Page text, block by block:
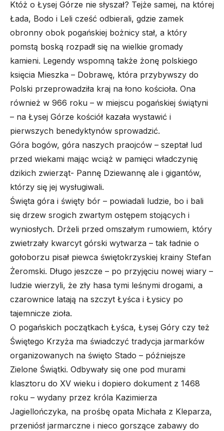
Któż o Łysej Górze nie słyszał? Tejże samej, na której
Łada, Bodo i Leli cześć odbierali, gdzie zamek
obronny obok pogańskiej bożnicy stał, a który
pomstą boską rozpadł się na wielkie gromady
kamieni. Legendy wspomną także żonę polskiego
księcia Mieszka – Dobrawę, która przybywszy do
Polski przeprowadziła kraj na łono kościoła. Ona
również w 966 roku – w miejscu pogańskiej świątyni
– na Łysej Górze kościół kazała wystawić i
pierwszych benedyktynów sprowadzić.
Góra bogów, góra naszych praojców – szeptał lud
przed wiekami mając wciąż w pamięci władczynię
dzikich zwierząt- Pannę Dziewannę ale i gigantów,
którzy się jej wysługiwali.
Święta góra i święty bór – powiadali ludzie, bo i bali
się drzew srogich zwartym ostępem stojących i
wyniosłych. Drżeli przed omszałym rumowiem, który
zwietrzały kwarcyt górski wytwarza – tak ładnie o
gołoborzu pisał piewca świętokrzyskiej krainy Stefan
Żeromski. Długo jeszcze – po przyjęciu nowej wiary –
ludzie wierzyli, że zły hasa tymi leśnymi drogami, a
czarownice latają na szczyt Łyśca i Łysicy po
tajemnicze zioła.
O pogańskich początkach Łyśca, Łysej Góry czy też
Świętego Krzyża ma świadczyć tradycja jarmarków
organizowanych na święto Stado – późniejsze
Zielone Świątki. Odbywały się one pod murami
klasztoru do XV wieku i dopiero dokument z 1468
roku – wydany przez króla Kazimierza
Jagiellończyka, na prośbę opata Michała z Kleparza,
przeniósł jarmarczne i nieco gorszące zabawy do